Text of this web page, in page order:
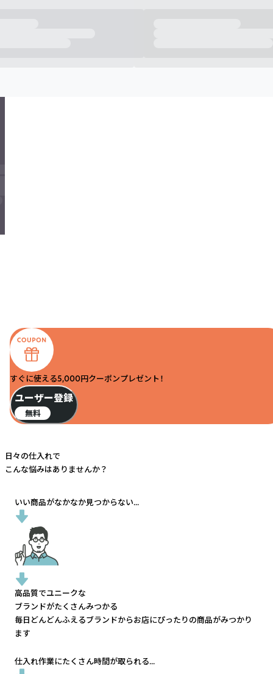
すぐに使える5,000円クーポンプレゼント！
ユーザー登録
無料
日々の仕入れで
こんな悩みはありませんか？
いい商品がなかなか見つからない...
高品質でユニークな
ブランドがたくさんみつかる
毎日どんどんふえるブランドからお店にぴったりの商品がみつかり
ます
仕入れ作業にたくさん時間が取られる...